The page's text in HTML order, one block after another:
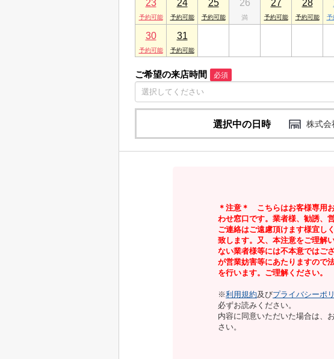
23 24 25 26 27 28
30 31
ご希望の来店時間 必須
選択中の日時 株式
＊注意＊ こちらはお客様専用
わせ窓口です。業者様、勧誘、
ご連絡はご遠慮頂けます様宜し
致します。又、本注意をご理解
ない業者様等には不本意ではご
が営業妨害等にあたりますので
を行います。ご理解ください。
※利用規約及びプライバシーポ
必ずお読みください。
内容に同意いただいた場合は、
さい。